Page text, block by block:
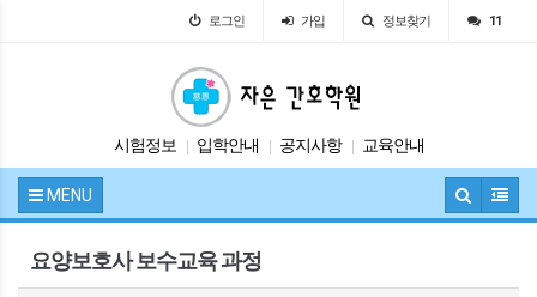
로그인 가입 정보찾기 11
시험정보 입학안내 공지사항 교육안내
자유게시판
MENU
요양보호사 보수교육 과정